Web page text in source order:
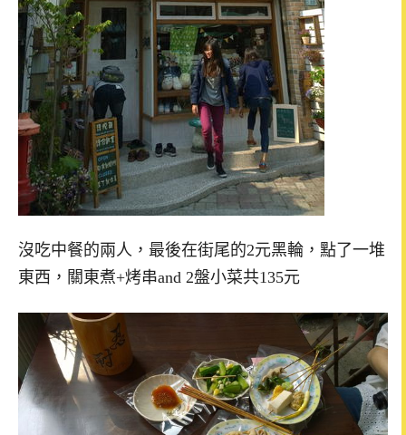
沒吃中餐的兩人，最後在街尾的2元黑輪，點了一堆
東西，關東煮+烤串and 2盤小菜共135元